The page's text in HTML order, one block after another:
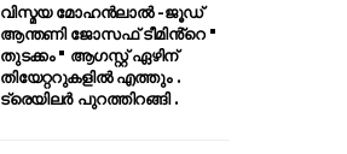
വിസ്മയ മോഹൻലാൽ -ജൂഡ്
ആന്തണി ജോസഫ് ടീമിൻ്റെ "
തുടക്കം " ആഗസ്റ്റ് ഏഴിന്
തിയേറ്ററുകളിൽ എത്തും .
ട്രെയിലർ പുറത്തിറങ്ങി .